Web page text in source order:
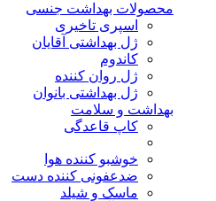
محصولات بهداشت جنسی
اسپری تاخیری
ژل بهداشتی آقایان
کاندوم
ژل روان کننده
ژل بهداشتی بانوان
بهداشت و سلامت
کاپ قاعدگی
خوشبو کننده هوا
ضدعفونی کننده دست
ماسک و شیلد